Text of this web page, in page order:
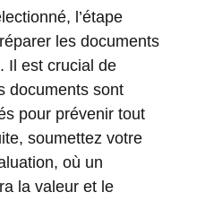
l’étape
les documents
Il est crucial de
documents sont
pour prévenir tout
soumettez votre
où un
la valeur et le